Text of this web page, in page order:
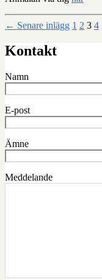
Sidnumrering
för
inlägg
← Senare inlägg 1 2 3 4
Kontakt
Namn
E-post
Ämne
Meddelande